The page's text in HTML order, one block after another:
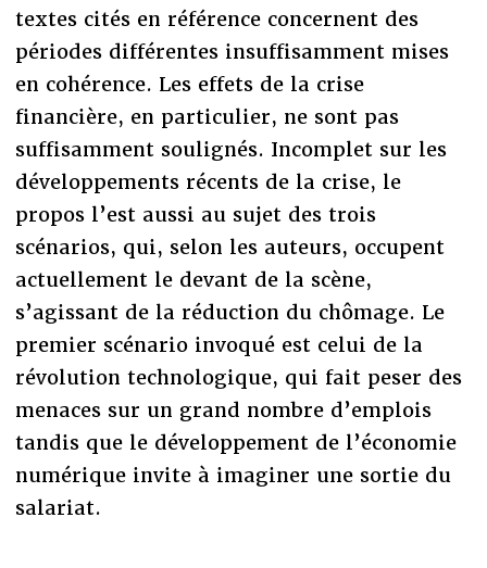
textes cités en référence concernent des
périodes différentes insuffisamment mises
en cohérence. Les effets de la crise
financière, en particulier, ne sont pas
suffisamment soulignés. Incomplet sur les
développements récents de la crise, le
propos l’est aussi au sujet des trois
scénarios, qui, selon les auteurs, occupent
actuellement le devant de la scène,
s’agissant de la réduction du chômage. Le
premier scénario invoqué est celui de la
révolution technologique, qui fait peser des
menaces sur un grand nombre d’emplois
tandis que le développement de l’économie
numérique invite à imaginer une sortie du
salariat.